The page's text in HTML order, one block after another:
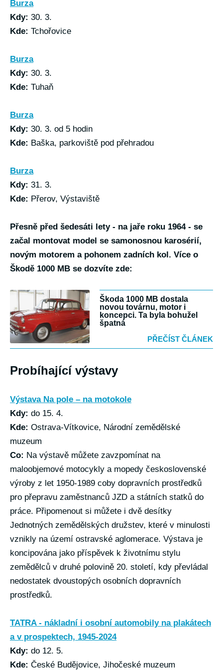
Burza
Kdy: 30. 3.
Kde: Tchořovice
Burza
Kdy: 30. 3.
Kde: Tuhaň
Burza
Kdy: 30. 3. od 5 hodin
Kde: Baška, parkoviště pod přehradou
Burza
Kdy: 31. 3.
Kde: Přerov, Výstaviště
Přesně před šedesáti lety - na jaře roku 1964 - se
začal montovat model se samonosnou karosérií,
novým motorem a pohonem zadních kol. Více o
Škodě 1000 MB se dozvíte zde:
Škoda 1000 MB dostala
novou továrnu, motor i
koncepci. Ta byla bohužel
špatná
PŘEČÍST ČLÁNEK
Probíhající výstavy
Výstava Na pole – na motokole
Kdy: do 15. 4.
Kde: Ostrava-Vítkovice, Národní zemědělské
muzeum
Co: Na výstavě můžete zavzpomínat na
maloobjemové motocykly a mopedy československé
výroby z let 1950-1989 coby dopravních prostředků
pro přepravu zaměstnanců JZD a státních statků do
práce. Připomenout si můžete i dvě desítky
Jednotných zemědělských družstev, které v minulosti
vznikly na území ostravské aglomerace. Výstava je
koncipována jako příspěvek k životnímu stylu
zemědělců v druhé polovině 20. století, kdy převládal
nedostatek dvoustopých osobních dopravních
prostředků.
TATRA - nákladní i osobní automobily na plakátech
a v prospektech, 1945-2024
Kdy: do 12. 5.
Kde: České Budějovice, Jihočeské muzeum